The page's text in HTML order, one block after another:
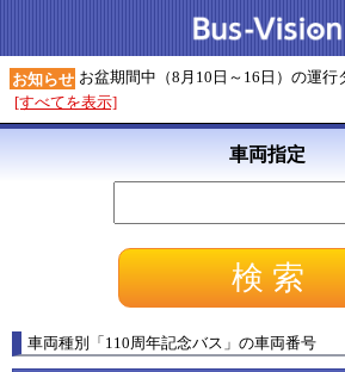
お知らせ お盆期間中（8月10日～16日）の運行
[すべてを表示]
車両指定
車両種別 「110周年記念バス 」 の車両番号